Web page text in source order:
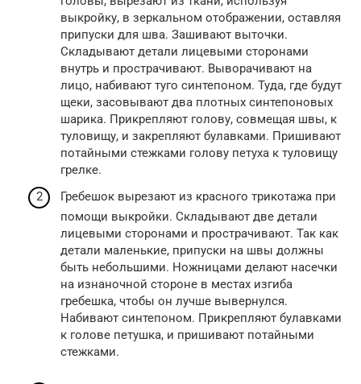
выкройку, в зеркальном отображении, оставляя
припуски для шва. Зашивают выточки.
Складывают детали лицевыми сторонами
внутрь и прострачивают. Выворачивают на
лицо, набивают туго синтепоном. Туда, где будут
щеки, засовывают два плотных синтепоновых
шарика. Прикрепляют голову, совмещая швы, к
туловищу, и закрепляют булавками. Пришивают
потайными стежками голову петуха к туловищу
грелке.
Гребешок вырезают из красного трикотажа при
помощи выкройки. Складывают две детали
лицевыми сторонами и прострачивают. Так как
детали маленькие, припуски на швы должны
быть небольшими. Ножницами делают насечки
на изнаночной стороне в местах изгиба
гребешка, чтобы он лучше вывернулся.
Набивают синтепоном. Прикрепляют булавками
к голове петушка, и пришивают потайными
стежками.